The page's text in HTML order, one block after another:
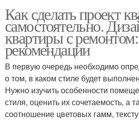
Как сделать проект
самостоятельно.
квартиры с
рекомендации
В первую очередь необходимо
о том, в каком стиле будет
Нужно изучить особенности
стиля, оценить их сочетаемость, а
соотношение цветовых гамм,